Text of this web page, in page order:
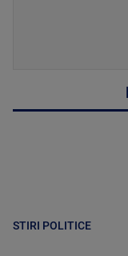
STIRI POLITICE